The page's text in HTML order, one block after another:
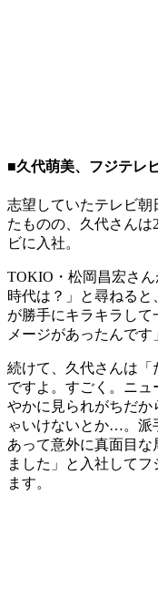
■久代萌美、フジテレ
志望していたテレビ朝
たものの、久代さんは
ビに入社。
TOKIO・松岡昌宏さ
時代は？」と尋ねる
が勝手にキラキラして
メージがあったんです
続けて、久代さんは
ですよ。すごく。ニ
やかに見られがちだか
ゃいけないとか…。派
あって意外に真面目
ました」と入社して
ます。